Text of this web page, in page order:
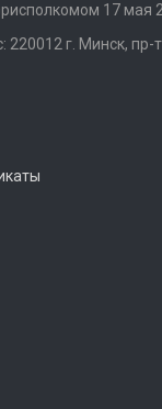
17 мая
220012 г. Минск, пр-